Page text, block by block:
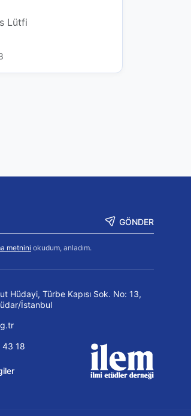
Lütfi
GÖNDER
metnini okudum, anladım.
Hüdayi, Türbe Kapısı Sok. No: 13,
İstanbul
43 18